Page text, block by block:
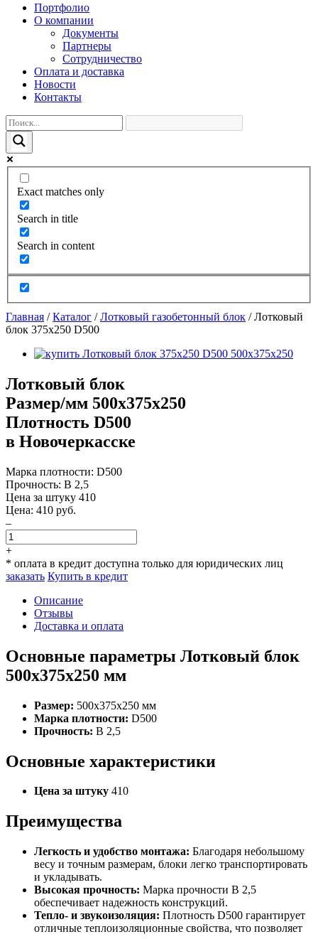
Портфолио
О компании
Документы
Партнеры
Сотрудничество
Оплата и доставка
Новости
Контакты
Exact matches only
Search in title
Search in content
Главная /Каталог /Лотковый газобетонный блок /Лотковый
блок 375х250 D500
Лотковый блок
Размер/мм 500x375x250
Плотность D500
в Новочеркасске
Марка плотности: D500
Прочность: B 2,5
Цена за штуку 410
Цена: 410 руб.
–
+
* оплата в кредит доступна только для юридических лиц
заказать Купить в кредит
Описание
Отзывы
Доставка и оплата
Основные параметры Лотковый блок
500x375x250 мм
Размер: 500x375x250 мм
Марка плотности: D500
Прочность: B 2,5
Основные характеристики
Цена за штуку 410
Преимущества
Легкость и удобство монтажа: Благодаря небольшому
весу и точным размерам, блоки легко транспортировать
и укладывать.
Высокая прочность: Марка прочности B 2,5
обеспечивает надежность конструкций.
Тепло- и звукоизоляция: Плотность D500 гарантирует
отличные теплоизоляционные свойства, что позволяет